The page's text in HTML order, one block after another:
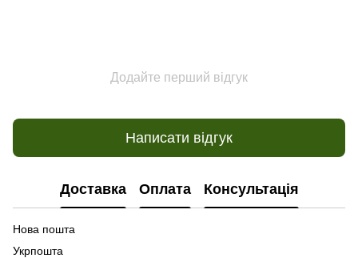
Додайте перший відгук
Написати відгук
Доставка Оплата Консультація
Нова пошта
Укрпошта